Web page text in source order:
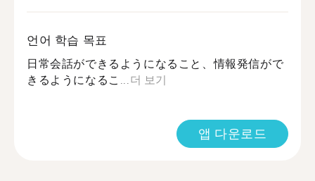
언어 학습 목표
日常会話ができるようになること、情報発信がで
きるようになるこ...더 보기
앱 다운로드